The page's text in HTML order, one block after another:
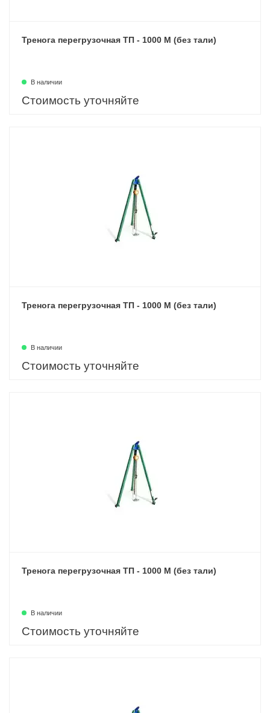
Тренога перегрузочная ТП - 1000 М (без тали)
В наличии
Стоимость уточняйте
Тренога перегрузочная ТП - 1000 М (без тали)
В наличии
Стоимость уточняйте
Тренога перегрузочная ТП - 1000 М (без тали)
В наличии
Стоимость уточняйте